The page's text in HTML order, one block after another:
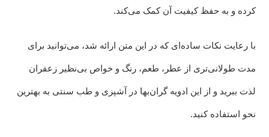
کرده و به حفظ کیفیت آن کمک می‌کند.
با رعایت نکات ساده‌ای که در این متن ارائه شد، می‌توانید برای
مدت طولانی‌تری از عطر، طعم، رنگ و خواص بی‌نظیر زعفران
لذت ببرید و از این ادویه گران‌بها در آشپزی و طب سنتی به بهترین
نحو استفاده کنید.